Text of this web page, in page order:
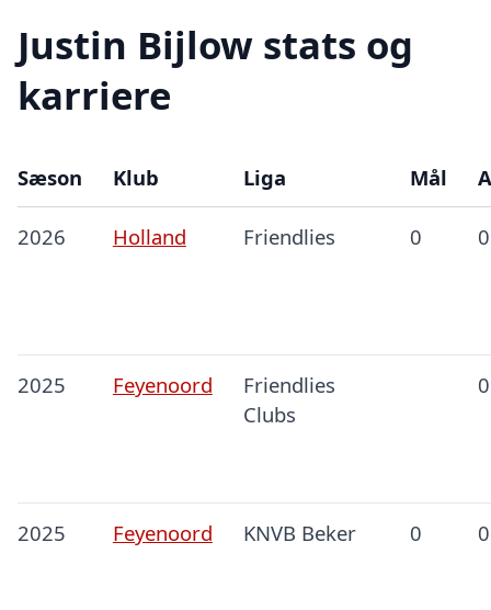
Justin Bijlow stats og
karriere
Sæson Klub Liga Mål
2026 Holland Friendlies 0 0
2025 Feyenoord
Friendlies
Clubs
0
2025 Feyenoord KNVB Beker 0 0